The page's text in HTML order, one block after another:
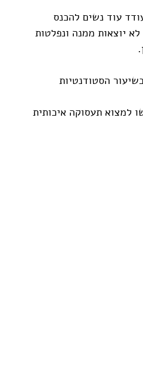
עוד נשים להכנס
יוצאות ממנה ונפלטות
השנים 2000 ל-2017 לא חל שינוי בשיעור הסטודנטיות
למצוא תעסוקה איכותית